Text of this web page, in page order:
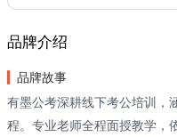
品牌介绍
品牌故事
有墨公考深耕线下考公培训，
程。专业老师全程面授教学，